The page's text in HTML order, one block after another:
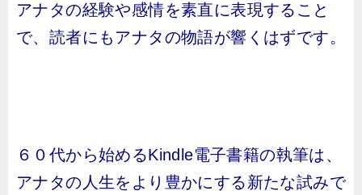
アナタの経験や感情を素直に表現すること
で、読者にもアナタの物語が響くはずです。
６０代から始めるKindle電子書籍の執筆は、
アナタの人生をより豊かにする新たな試みで